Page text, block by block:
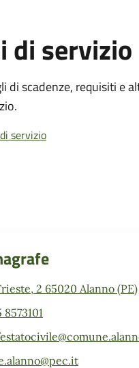
di servizio
di scadenze, requisiti e
servizio
2 65020 Alanno (PE)